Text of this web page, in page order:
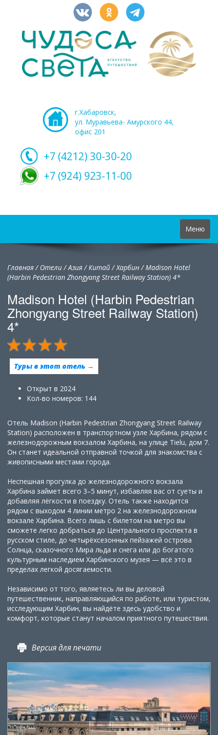
г.Хабаровск,
ул. Муравьева- Амурского 44,
офис 201
+7 (4212) 30-30-20
+7 (924) 923-11-00
Toggle
navigation
Меню
Главная/ Отели/Азия/Китай/Харбин /Madison Hotel
(Harbin Pedestrian Zhongyang Street Railway Station) 4*
Madison Hotel (Harbin Pedestrian
Zhongyang Street Railway Station)
4*
Туры в этот отель →
Открыт в 2024
Кол-во номеров: 144
Отель Madison (Harbin Pedestrian Zhongyang Street Railway
Station) расположен в транспортном узле Харбина, рядом с
железнодорожным вокзалом Харбина, на улице Tielu, дом 7.
Он станет идеальной отправной точкой для знакомства с
живописными местами города.
Неспешная прогулка до железнодорожного вокзала
Харбина займет всего 3–5 минут, избавляя вас от суеты и
добавляя лёгкости в поездку. Отель также находится
рядом с выходом 4 линии метро 2 на железнодорожном
вокзале Харбина. Всего лишь с билетом на метро вы
сможете легко добраться до Центрального проспекта в
русском стиле, до четырёхсезонных пейзажей острова
Солнца, сказочного Мира льда и снега или до богатого
культурным наследием Харбинского музея — всё это в
пределах легкой досягаемости.
Независимо от того, являетесь ли вы деловой
путешественник, направляющийся по работе, или туристом,
исследующим Харбин, вы найдёте здесь удобство и
комфорт, которые станут началом приятного путешествия.
Версия для печати